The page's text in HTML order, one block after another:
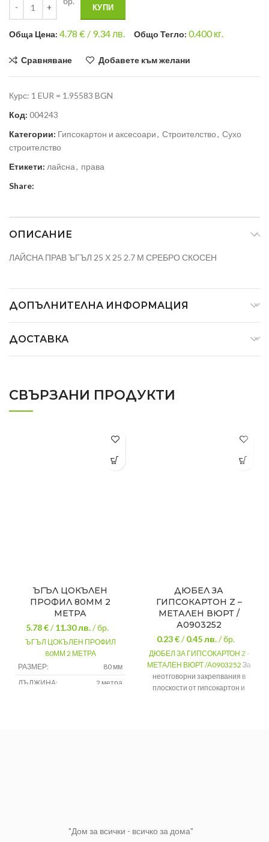
КУПИ
Общa Цена: 4.78 € / 9.34 лв. Общо Тегло: 0.400кг.
Сравняване Добавете към желани
Курс: 1 EUR = 1.95583 BGN
Код: 004243
Категории: Гипсокартон и аксесоари, Строителство, Сухо
строителство
Етикети: лайсна, права
Share:
ОПИСАНИЕ
ЛАЙСНА ПРАВ ЪГЪЛ 25 Х 25 2.7 М СРЕБРО СКОСЕН
ДОПЪЛНИТЕЛНА ИНФОРМАЦИЯ
ДОСТАВКА
СВЪРЗАНИ ПРОДУКТИ
ЪГЪЛ ЦОКЪЛЕН
ПРОФИЛ 80ММ 2
МЕТРА
5.78 €/11.30лв./ бр.
ЪГЪЛ ЦОКЪЛЕН ПРОФИЛ
80ММ 2 МЕТРА
РАЗМЕР:
80 мм
ДЪЛЖИНА:
2 метра
ДЮБЕЛ ЗА
ГИПСОКАРТОН Z –
МЕТАЛЕН ВЮРТ /
А0903252
0.23 €/0.45лв./ бр.
ДЮБЕЛ ЗА ГИПСОКАРТОН Z -
МЕТАЛЕН ВЮРТ /А0903252 За
неотговорни закрепвания в
плоскости от гипсокартон и
"Дом за всички - всичко за дома"